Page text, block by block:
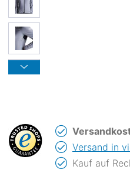
Versand in
Kauf auf